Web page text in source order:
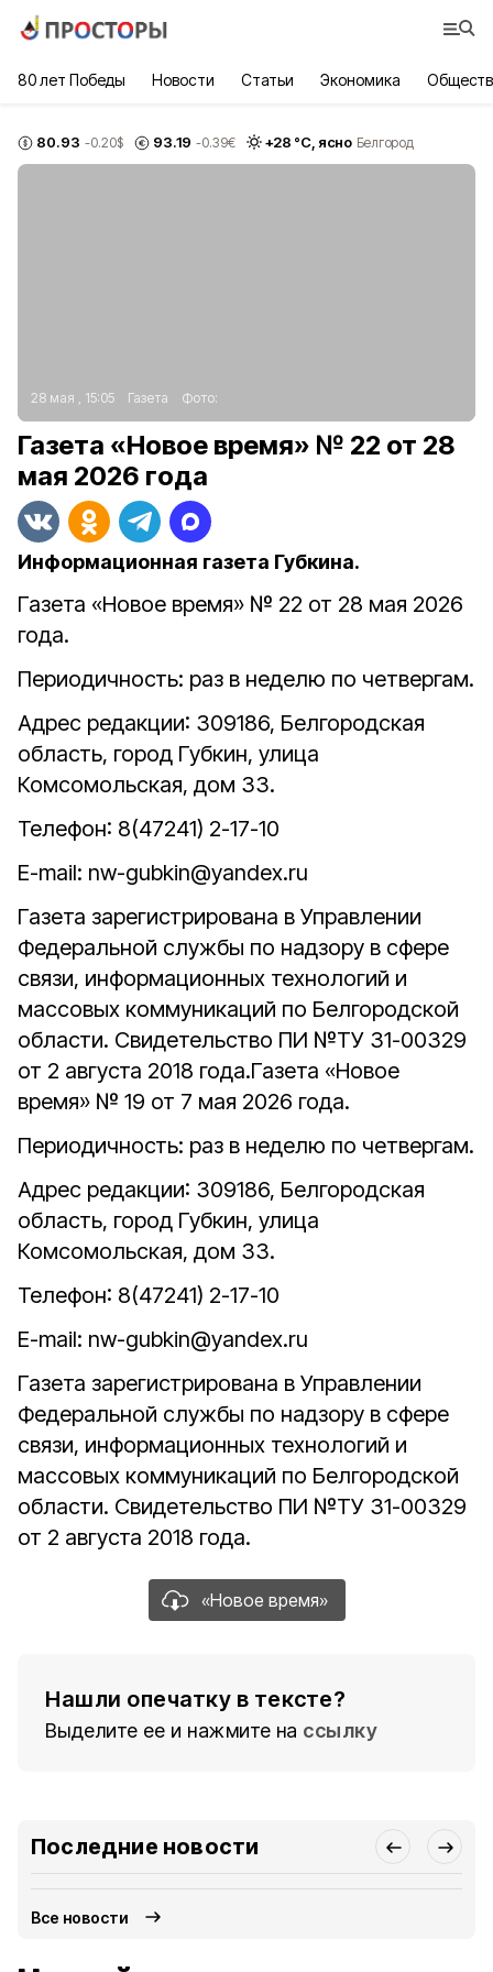
80 лет Победы Новости Статьи Экономика
80.93 -0.20$ 93.19 -0.39€ +28 °С, ясно Белгород
28 мая , 15:05 Газета Фото:
Газета «Новое время» № 22 от 28
мая 2026 года
Информационная газета Губкина.
Газета «Новое время» № 22 от 28 мая 2026
года.
Периодичность: раз в неделю по четвергам.
Адрес редакции: 309186, Белгородская
область, город Губкин, улица
Комсомольская, дом 33.
Телефон: 8(47241) 2-17-10
E-mail: nw-gubkin@yandex.ru
Газета зарегистрирована в Управлении
Федеральной службы по надзору в сфере
связи, информационных технологий и
массовых коммуникаций по Белгородской
области. Свидетельство ПИ №ТУ 31-00329
от 2 августа 2018 года.Газета «Новое
время» № 19 от 7 мая 2026 года.
Периодичность: раз в неделю по четвергам.
Адрес редакции: 309186, Белгородская
область, город Губкин, улица
Комсомольская, дом 33.
Телефон: 8(47241) 2-17-10
E-mail: nw-gubkin@yandex.ru
Газета зарегистрирована в Управлении
Федеральной службы по надзору в сфере
связи, информационных технологий и
массовых коммуникаций по Белгородской
области. Свидетельство ПИ №ТУ 31-00329
от 2 августа 2018 года.
«Новое время»
Нашли опечатку в тексте?
Выделите ее и нажмите на ссылку
Последние новости
Все новости